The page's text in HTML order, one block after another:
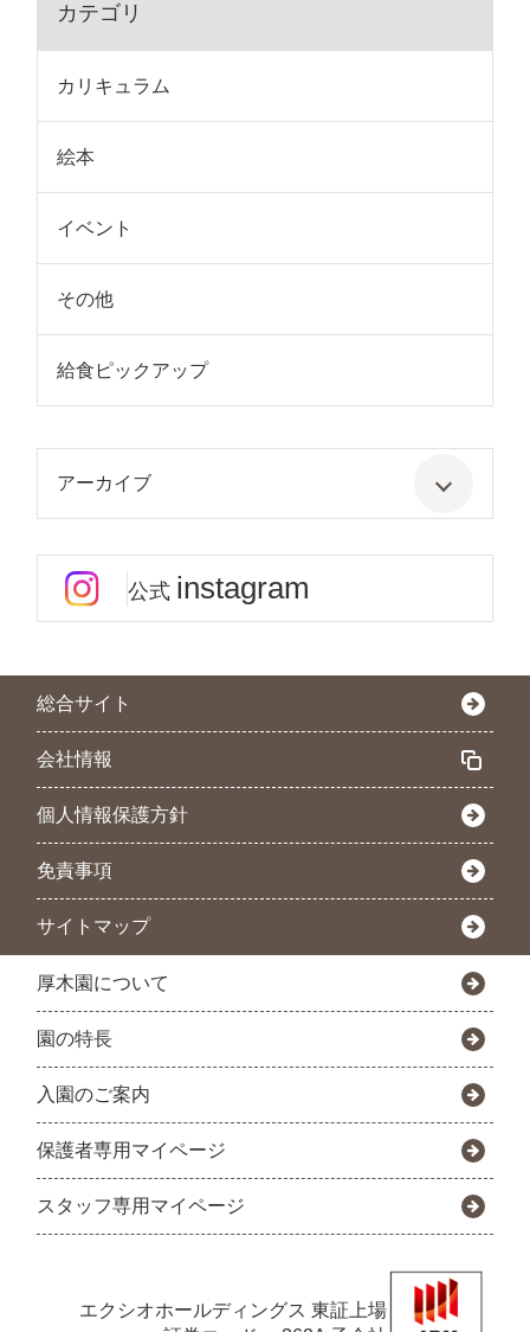
カテゴリ
カリキュラム
絵本
イベント
その他
給食ピックアップ
アーカイブ
公式 instagram
総合サイト
会社情報
個人情報保護方針
免責事項
サイトマップ
厚木園について
園の特長
入園のご案内
保護者専用マイページ
スタッフ専用マイページ
エクシオホールディングス 東証上場